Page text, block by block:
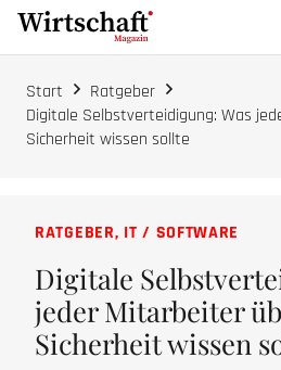
Start
Ratgeber
Digitale Selbstverteidigung: Was
Sicherheit wissen sollte
RATGEBER, IT / SOFTWARE
Digitale
jeder Mitarbeiter
Sicherheit wissen